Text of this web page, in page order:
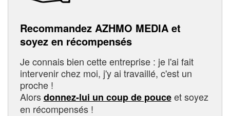
Recommandez AZHMO MEDIA et
soyez en récompensés
Je connais bien cette entreprise : je l'ai fait
intervenir chez moi, j'y ai travaillé, c'est un
proche !
Alorsdonnez-lui un coup de pouceet soyez
en récompensés !